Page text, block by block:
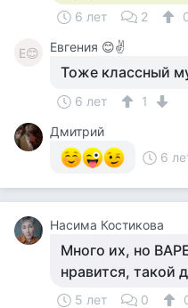
6 лет 2
Е😊 Евгения 😊✌
Тоже классный
6 лет
1
Дмитрий
6
Насима Костикова
Много их, но
нравится, такой
5 лет 0